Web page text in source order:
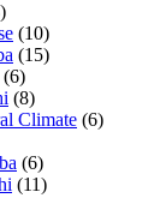
(10)
(15)
(6)
(8)
Climate (6)
(6)
(11)